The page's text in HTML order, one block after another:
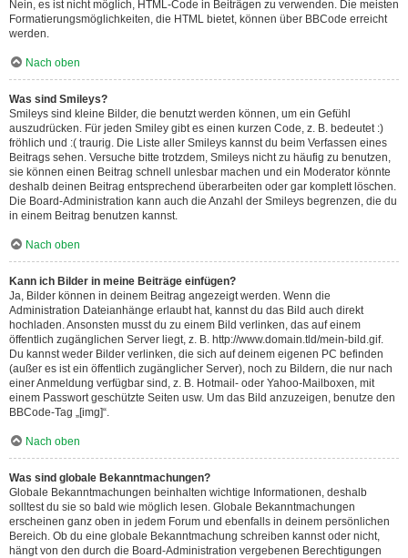
Nein, es ist nicht möglich, HTML-Code in Beiträgen zu verwenden. Die meisten
Formatierungsmöglichkeiten, die HTML bietet, können über BBCode erreicht
werden.
Nach oben
Was sind Smileys?
Smileys sind kleine Bilder, die benutzt werden können, um ein Gefühl
auszudrücken. Für jeden Smiley gibt es einen kurzen Code, z. B. bedeutet :)
fröhlich und :( traurig. Die Liste aller Smileys kannst du beim Verfassen eines
Beitrags sehen. Versuche bitte trotzdem, Smileys nicht zu häufig zu benutzen,
sie können einen Beitrag schnell unlesbar machen und ein Moderator könnte
deshalb deinen Beitrag entsprechend überarbeiten oder gar komplett löschen.
Die Board-Administration kann auch die Anzahl der Smileys begrenzen, die du
in einem Beitrag benutzen kannst.
Nach oben
Kann ich Bilder in meine Beiträge einfügen?
Ja, Bilder können in deinem Beitrag angezeigt werden. Wenn die
Administration Dateianhänge erlaubt hat, kannst du das Bild auch direkt
hochladen. Ansonsten musst du zu einem Bild verlinken, das auf einem
öffentlich zugänglichen Server liegt, z. B. http://www.domain.tld/mein-bild.gif.
Du kannst weder Bilder verlinken, die sich auf deinem eigenen PC befinden
(außer es ist ein öffentlich zugänglicher Server), noch zu Bildern, die nur nach
einer Anmeldung verfügbar sind, z. B. Hotmail- oder Yahoo-Mailboxen, mit
einem Passwort geschützte Seiten usw. Um das Bild anzuzeigen, benutze den
BBCode-Tag „[img]“.
Nach oben
Was sind globale Bekanntmachungen?
Globale Bekanntmachungen beinhalten wichtige Informationen, deshalb
solltest du sie so bald wie möglich lesen. Globale Bekanntmachungen
erscheinen ganz oben in jedem Forum und ebenfalls in deinem persönlichen
Bereich. Ob du eine globale Bekanntmachung schreiben kannst oder nicht,
hängt von den durch die Board-Administration vergebenen Berechtigungen